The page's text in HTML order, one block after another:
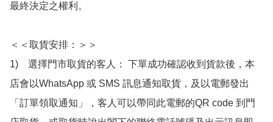
最終決定之權利。
＜＜取貨安排：＞＞
1)　選擇門市取貨的客人： 下單成功確認收到貨款後，本
店會以WhatsApp 或 SMS 訊息通知取貨，及以電郵發出
「訂單領取通知」，客人可以帶同此電郵的QR code 到門